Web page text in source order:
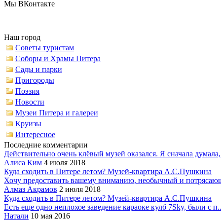
Мы ВКонтакте
Наш город
Советы туристам
Соборы и Храмы Питера
Сады и парки
Пригороды
Поэзия
Новости
Музеи Питера и галереи
Круизы
Интересное
Последние комментарии
Действительно очень клёвый музей оказался. Я сначала
Алиса Ким 4 июля 2018
Куда сходить в Питере летом? Музей-квартира А.С.Пушкина
Хочу предоставить вашему вниманию, необычный и
Алмаз Акрамов 2 июля 2018
Куда сходить в Питере летом? Музей-квартира А.С.Пушкина
Есть еще одно неплохое заведение караоке кулб 7Sky, были с
Натали 10 мая 2016